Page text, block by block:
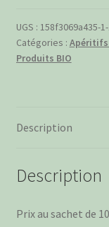
BIO
UGS : 158f3069a435-
Catégories : Apéritifs
Produits BIO
Description
Description
Prix au sachet de